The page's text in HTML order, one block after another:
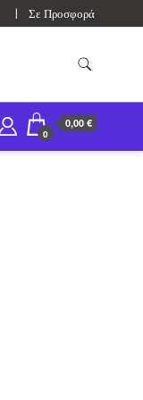
Σε Προσφορά
0
0,00 €